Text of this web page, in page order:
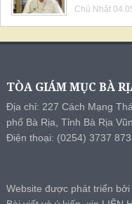
Chủ Nhật
TÒA GIÁM MỤC BÀ
Địa chỉ: 227 Cách Mạng
phố Bà Rịa, Tỉnh Bà Rịa
Điện thoại: (0254) 3737 873
Website được phát triển bởi